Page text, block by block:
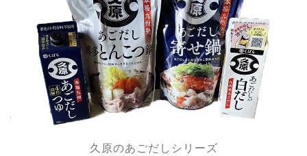
久原のあごだしシリーズ